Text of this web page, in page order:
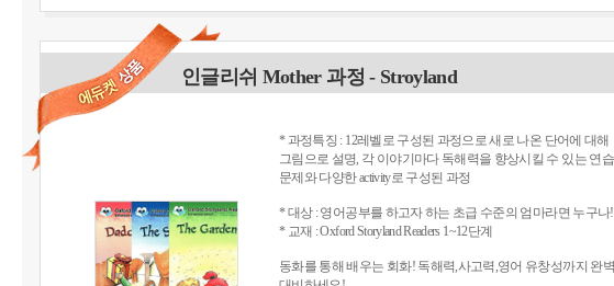
인글리쉬 Mother 과정 - Stroyland
* 과정특징 : 12레벨로 구성된 과정으로 새로 나온 단어에 대해
그림으로 설명, 각 이야기마다 독해력을 향상시킬 수 있는 연습
문제와 다양한 activity로 구성된 과정
* 대상 : 영어공부를 하고자 하는 초급 수준의 엄마라면 누구나!
* 교재 : Oxford Storyland Readers 1~12단계
동화를 통해 배우는 회화! 독해력,사고력,영어 유창성까지 완벽